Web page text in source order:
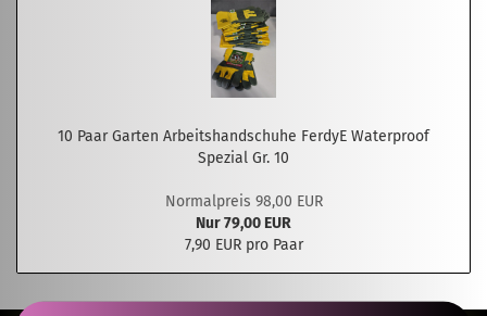
10 Paar Garten Arbeitshandschuhe FerdyE Waterproof
Spezial Gr. 10
Normalpreis 98,00 EUR
Nur 79,00 EUR
7,90 EUR pro Paar